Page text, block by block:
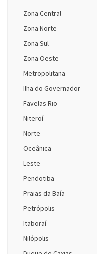
Zona Central
Zona Norte
Zona Sul
Zona Oeste
Metropolitana
Ilha do Governador
Favelas Rio
Niteroí
Norte
Oceânica
Leste
Pendotiba
Praias da Baía
Petrópolis
Itaboraí
Nilópolis